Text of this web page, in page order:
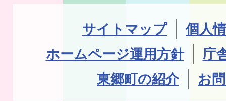
サイトマップ
個人
ホームページ運用方針
庁
東郷町の紹介
お